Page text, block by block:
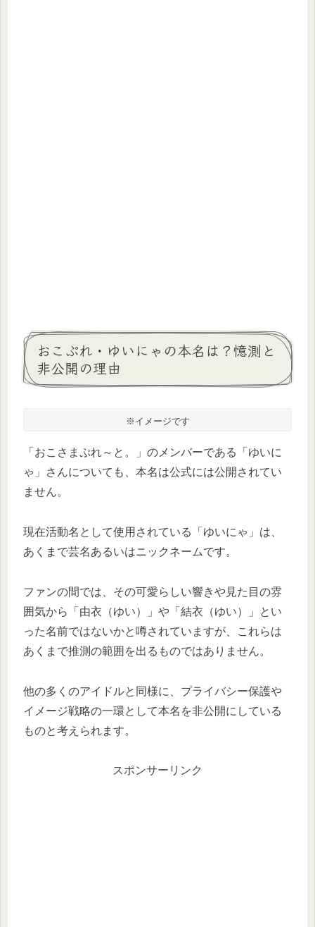
おこぷれ・ゆいにゃの本名は？憶測と
非公開の理由
※イメージです
「おこさまぷれ～と。」のメンバーである「ゆいに
ゃ」さんについても、本名は公式には公開されてい
ません。
現在活動名として使用されている「ゆいにゃ」は、
あくまで芸名あるいはニックネームです。
ファンの間では、その可愛らしい響きや見た目の雰
囲気から「由衣（ゆい）」や「結衣（ゆい）」とい
った名前ではないかと噂されていますが、これらは
あくまで推測の範囲を出るものではありません。
他の多くのアイドルと同様に、プライバシー保護や
イメージ戦略の一環として本名を非公開にしている
ものと考えられます。
スポンサーリンク